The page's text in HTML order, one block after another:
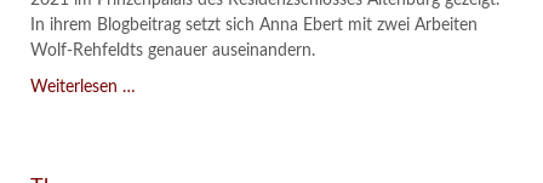
In ihrem Blogbeitrag setzt sich Anna Ebert mit zwei Arbeiten
Wolf-Rehfeldts genauer auseinandern.
Weiterlesen …